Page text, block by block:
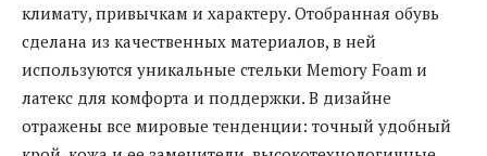
климату, привычкам и характеру. Отобранная обувь
сделана из качественных материалов, в ней
используются уникальные стельки Memory Foam и
латекс для комфорта и поддержки. В дизайне
отражены все мировые тенденции: точный удобный